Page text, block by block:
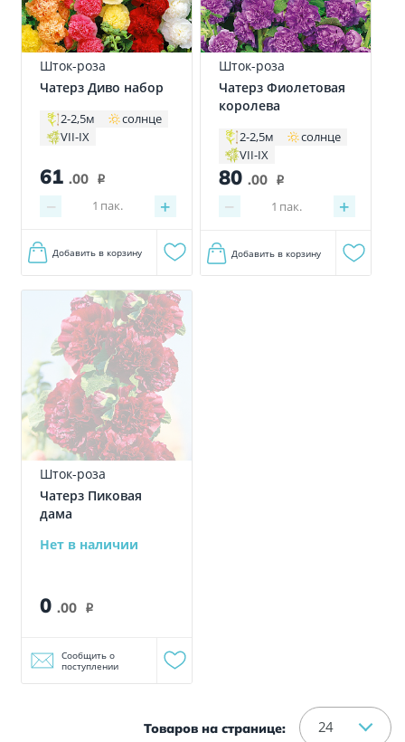
Шток-роза
Чатерз Диво набор
2-2,5м
солнце
VII-IX
61 .00 i
− +
1 пак.
Добавить в корзину
Шток-роза
Чатерз Фиолетовая
королева
2-2,5м
солнце
VII-IX
80 .00 i
− +
1 пак.
Добавить в корзину
Шток-роза
Чатерз Пиковая
дама
Нет в наличии
0 .00 i
Сообщить о
поступлении
Товаров на странице: 24